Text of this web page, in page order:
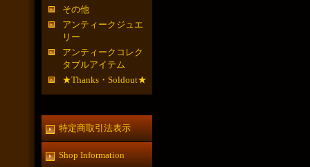
その他
アンティークジュエ
リー
アンティークコレク
タブルアイテム
★Thanks・Soldout★
特定商取引法表示
Shop Information